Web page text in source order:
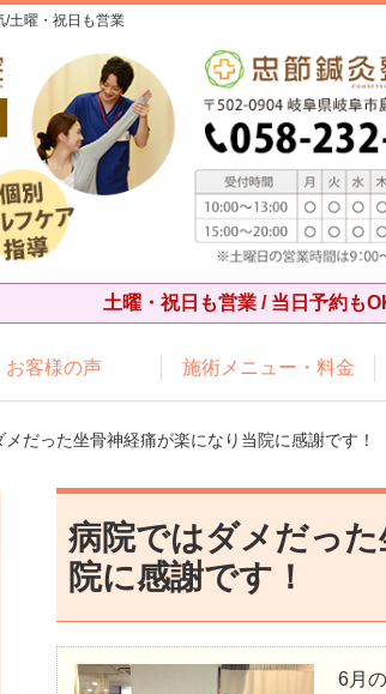
/土曜・祝日も営業
土曜・祝日も営業 / 当日予約も
お客様の声 施術メニュー・料金
だった坐骨神経痛が楽になり当院に感謝です！
病院ではダメだっ
院に感謝です！
6月